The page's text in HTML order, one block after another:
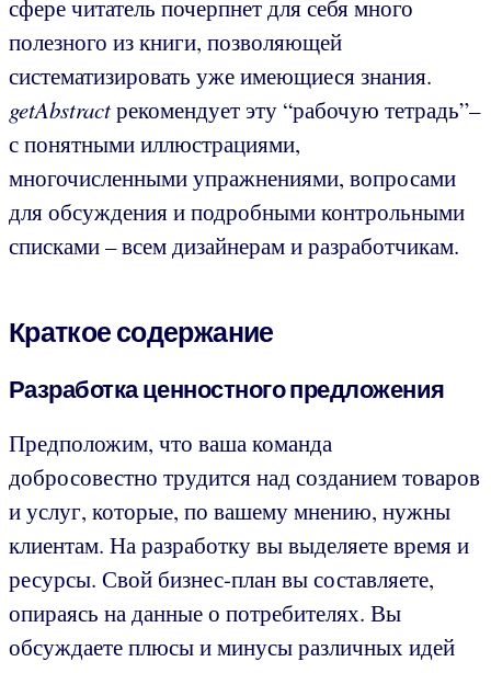
сфере читатель почерпнет для себя много
полезного из книги, позволяющей
систематизировать уже имеющиеся знания.
getAbstractрекомендует эту “рабочую тетрадь”–
с понятными иллюстрациями,
многочисленными упражнениями, вопросами
для обсуждения и подробными контрольными
списками – всем дизайнерам и разработчикам.
Краткое содержание
Разработка ценностного предложения
Предположим, что ваша команда
добросовестно трудится над созданием товаров
и услуг, которые, по вашему мнению, нужны
клиентам. На разработку вы выделяете время и
ресурсы. Свой бизнес-план вы составляете,
опираясь на данные о потребителях. Вы
обсуждаете плюсы и минусы различных идей